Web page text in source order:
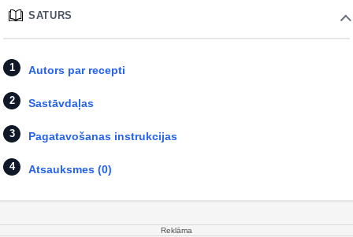
SATURS
Autors par recepti
Sastāvdaļas
Pagatavošanas instrukcijas
Atsauksmes (0)
Reklāma